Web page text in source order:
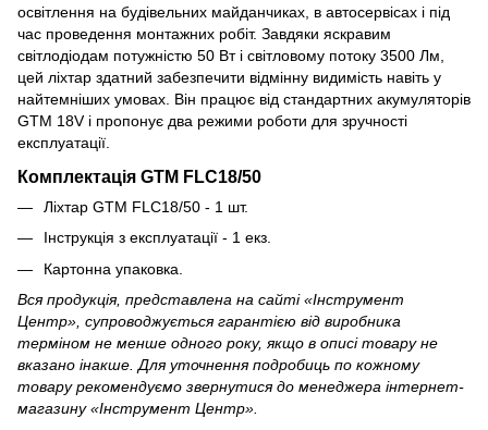
освітлення на будівельних майданчиках, в автосервісах і під
час проведення монтажних робіт. Завдяки яскравим
світлодіодам потужністю 50 Вт і світловому потоку 3500 Лм,
цей ліхтар здатний забезпечити відмінну видимість навіть у
найтемніших умовах. Він працює від стандартних акумуляторів
GTM 18V і пропонує два режими роботи для зручності
експлуатації.
Комплектація GTM FLC18/50
Ліхтар GTM FLC18/50 - 1 шт.
Інструкція з експлуатації - 1 екз.
Картонна упаковка.
Вся продукція, представлена на сайті «Інструмент
Центр», супроводжується гарантією від виробника
терміном не менше одного року, якщо в описі товару не
вказано інакше. Для уточнення подробиць по кожному
товару рекомендуємо звернутися до менеджера інтернет-
магазину «Інструмент Центр».